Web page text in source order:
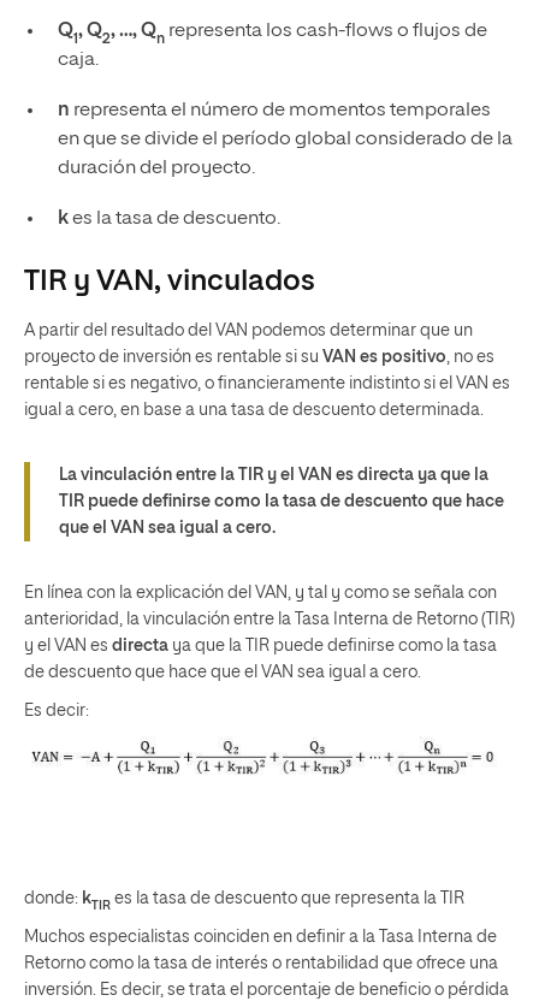
Q1, Q2, …, Qn representa los cash-flows o flujos de
caja.
n representa el número de momentos temporales
en que se divide el período global considerado de la
duración del proyecto.
kes la tasa de descuento.
TIR y VAN, vinculados
A partir del resultado del VAN podemos determinar que un
proyecto de inversión es rentable si su VAN es positivo, no es
rentable si es negativo, o financieramente indistinto si el VAN es
igual a cero, en base a una tasa de descuento determinada.
La vinculación entre la TIR y el VAN es directa ya que la
TIR puede definirse como la tasa de descuento que hace
que el VAN sea igual a cero.
En línea con la explicación del VAN, y tal y como se señala con
anterioridad, la vinculación entre la Tasa Interna de Retorno (TIR)
y el VAN es directa ya que la TIR puede definirse como la tasa
de descuento que hace que el VAN sea igual a cero.
Es decir:
donde: kTIR es la tasa de descuento que representa la TIR
Muchos especialistas coinciden en definir a la Tasa Interna de
Retorno como la tasa de interés o rentabilidad que ofrece una
inversión. Es decir, se trata el porcentaje de beneficio o pérdida